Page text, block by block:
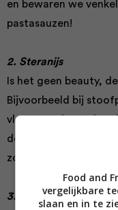
en bewaren we
pastasauzen!
2. Steranijs
Is het geen beauty,
Bijvoorbeeld bij
vleesgerechten als
deze smaakmaker!
zoals chaithee en
3. Gember
Food and
vergelijkbare
slaan en in te